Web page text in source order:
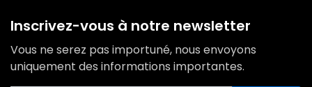
Inscrivez-vous à notre newsletter
Vous ne serez pas importuné, nous envoyons
uniquement des informations importantes.